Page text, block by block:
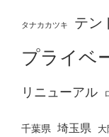
タナカカツキ テン
プライベ
リニューアル
千葉県 埼玉県 大